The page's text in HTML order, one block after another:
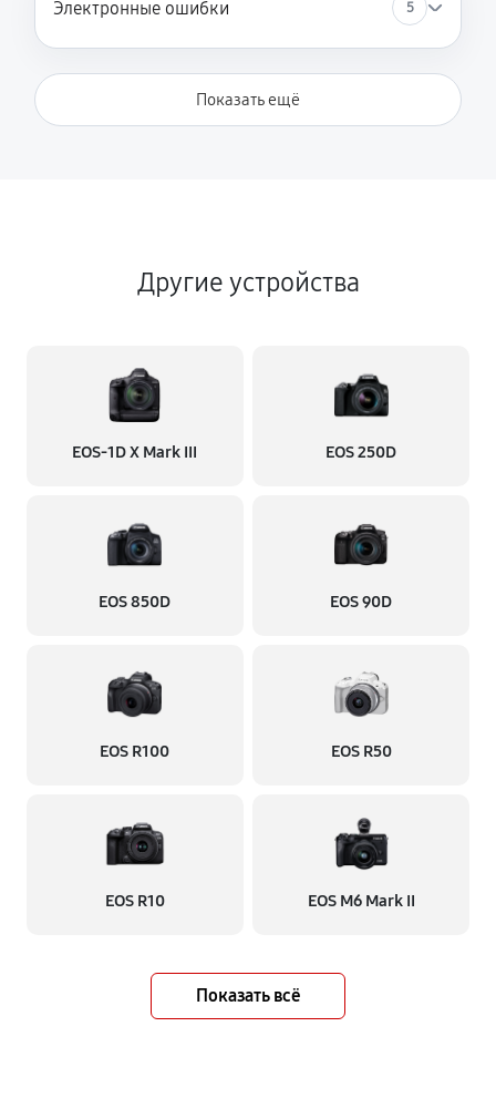
Электронные ошибки 5
Показать ещё
Другие устройства
EOS‑1D X Mark III EOS 250D
EOS 850D EOS 90D
EOS R100 EOS R50
EOS R10 EOS M6 Mark II
Показать всё